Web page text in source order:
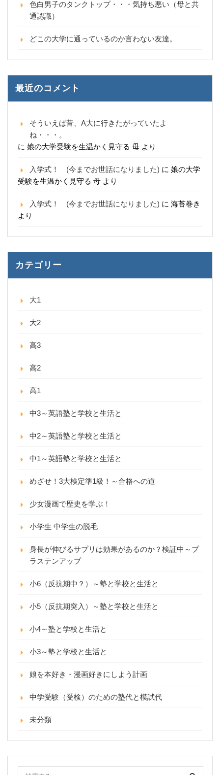
色白男子のタンクトップ・・・気持ち悪い（母と共
通認識）
どこの大学に通っているのか言わない友達。
最近のコメント
そういえば昔、A大に行きたがっていたよ
ね・・・。
に 娘の大学受験を生温かく見守る 母 より
入学式！ (今までお世話になりました) に 娘の大学
受験を生温かく見守る 母 より
入学式！ (今までお世話になりました) に 海苔巻き
より
カテゴリー
大1
大2
高3
高2
高1
中3～英語塾と学校と生活と
中2～英語塾と学校と生活と
中1～英語塾と学校と生活と
めざせ！3大検定準1級！～合格への道
少女漫画で歴史を学ぶ！
小学生 中学生の脱毛
身長が伸びるサプリは効果があるのか？検証中～プ
ラステンアップ
小6（反抗期中？）～塾と学校と生活と
小5（反抗期突入）～塾と学校と生活と
小4～塾と学校と生活と
小3～塾と学校と生活と
娘を本好き・漫画好きにしよう計画
中学受験（受検）のための塾代と模試代
未分類